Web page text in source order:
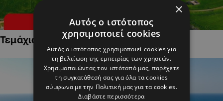
Τεμάχια Γης σε Οικιστικές Περιοχές
×
Αυτός ο ιστότοπος
χρησιμοποιεί cookies
Αυτός ο ιστότοπος χρησιμοποιεί cookies για
τη βελτίωση της εμπειρίας των χρηστών.
Χρησιμοποιώντας τον ιστότοπό μας, παρέχετε
τη συγκατάθεσή σας για όλα τα cookies
σύμφωνα με την Πολιτική μας για τα cookies.
Διαβάστε περισσότερα